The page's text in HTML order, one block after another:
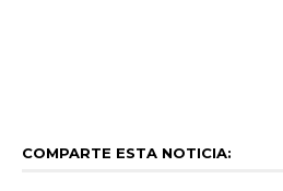
COMPARTE ESTA NOTICIA: